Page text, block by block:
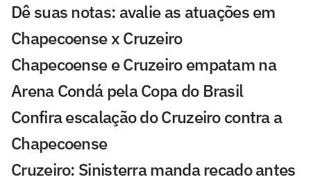
Dê suas notas: avalie as atuações em
Chapecoense x Cruzeiro
Chapecoense e Cruzeiro empatam na
Arena Condá pela Copa do Brasil
Confira escalação do Cruzeiro contra a
Chapecoense
Cruzeiro: Sinisterra manda recado antes